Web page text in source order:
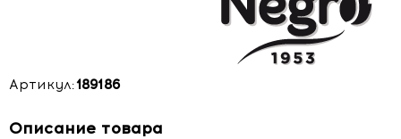
Артикул:189186
Описание товара